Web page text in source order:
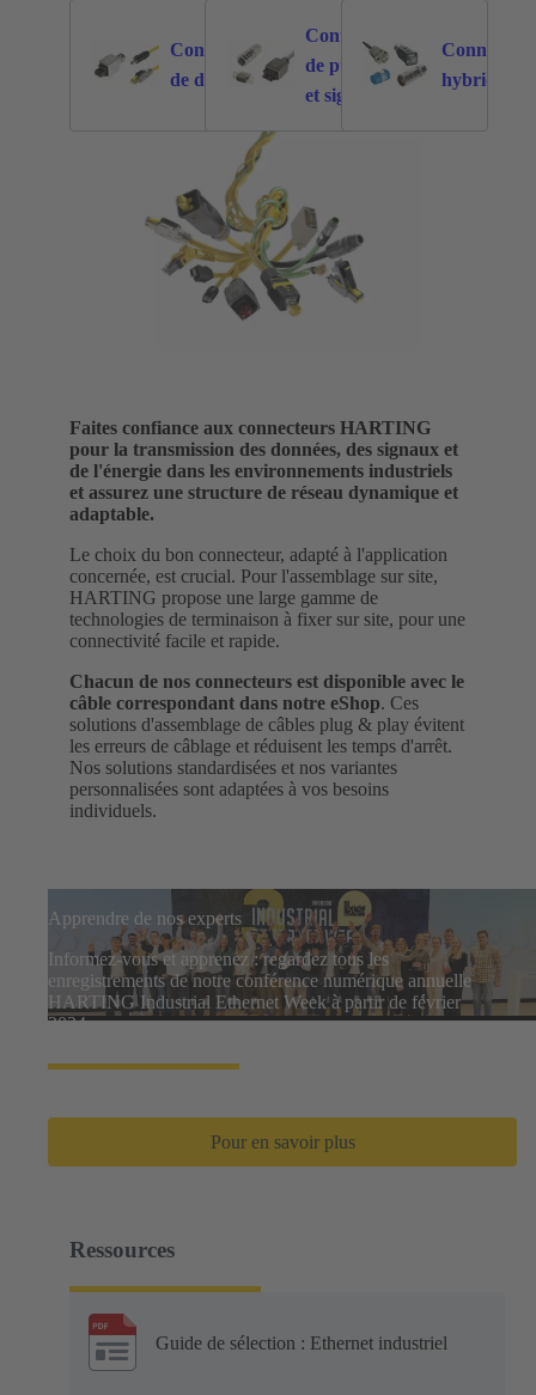
Connecteurs
de données
876
Connecteurs
de puissance
et signal
2549
hybrides
Faites confiance aux connecteurs HARTING
pour la transmission des données, des signaux et
de l'énergie dans les environnements industriels
et assurez une structure de réseau dynamique et
adaptable.
Le choix du bon connecteur, adapté à l'application
concernée, est crucial. Pour l'assemblage sur site,
HARTING propose une large gamme de
technologies de terminaison à fixer sur site, pour une
connectivité facile et rapide.
Chacun de nos connecteurs est disponible avec le
câble correspondant dans notre eShop. Ces
solutions d'assemblage de câbles plug & play évitent
les erreurs de câblage et réduisent les temps d'arrêt.
Nos solutions standardisées et nos variantes
personnalisées sont adaptées à vos besoins
individuels.
Apprendre de nos experts
Informez-vous et apprenez : regardez tous les
enregistrements de notre conférence numérique annuelle
HARTING Industrial Ethernet Week à partir de février
2024.
Pour en savoir plus
Ressources
Guide de sélection : Ethernet industriel